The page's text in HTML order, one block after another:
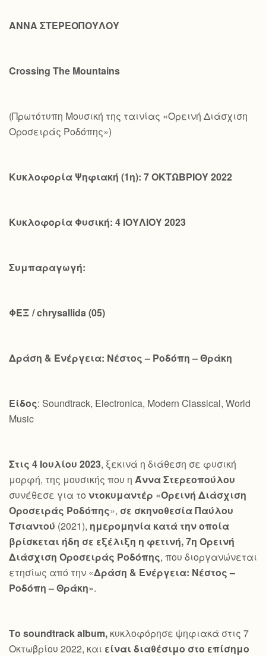
ΑΝΝΑ ΣΤΕΡΕΟΠΟΥΛΟΥ
Crossing The Mountains
(Πρωτότυπη Μουσική της ταινίας «Ορεινή Διάσχιση
Οροσειράς Ροδόπης»)
Κυκλοφορία Ψηφιακή (1η): 7 ΟΚΤΩΒΡΙΟΥ 2022
Κυκλοφορία Φυσική: 4 ΙΟΥΛΙΟΥ 2023
Συμπαραγωγή:
ΦΕΞ /chrysallida(05)
Δράση & Ενέργεια: Νέστος – Ροδόπη – Θράκη
Είδος: Soundtrack, Electronica, Modern Classical, World
Music
Στις 4 Ιουλίου 2023, ξεκινά η διάθεση σε φυσική
μορφή, της μουσικής που η Άννα Στερεοπούλου
συνέθεσε για το ντοκυμαντέρ «Ορεινή Διάσχιση
Οροσειράς Ροδόπης», σε σκηνοθεσία Παύλου
Τσιαντού (2021), ημερομηνία κατά την οποία
βρίσκεται ήδη σε εξέλιξη η φετινή, 7η Ορεινή
Διάσχιση Οροσειράς Ροδόπης, που διοργανώνεται
ετησίως από την «Δράση & Ενέργεια: Νέστος –
Ροδόπη – Θράκη».
Το soundtrackalbum, κυκλοφόρησε ψηφιακά στις 7
Οκτωβρίου 2022, και είναι διαθέσιμο στο επίσημο